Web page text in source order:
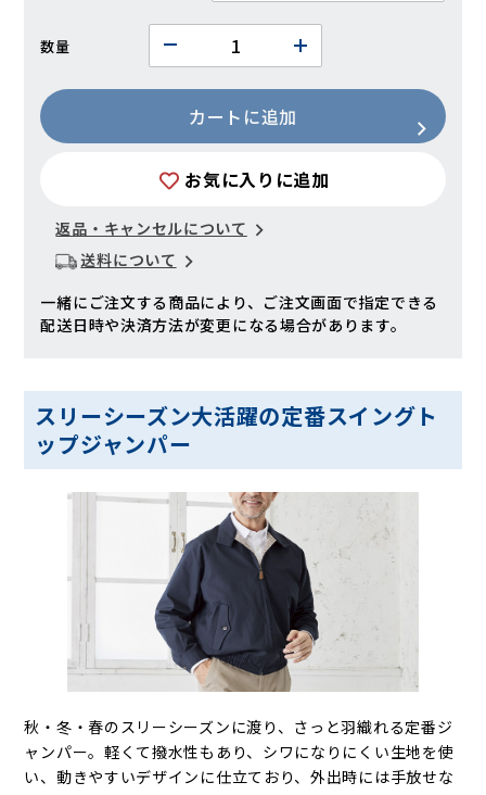
数量
カートに追加
お気に入りに追加
返品・キャンセルについて
送料について
一緒にご注文する商品により、ご注文画面で指定できる
配送日時や決済方法が変更になる場合があります。
スリーシーズン大活躍の定番スイングト
ップジャンパー
秋・冬・春のスリーシーズンに渡り、さっと羽織れる定番ジ
ャンパー。軽くて撥水性もあり、シワになりにくい生地を使
い、動きやすいデザインに仕立ており、外出時には手放せな